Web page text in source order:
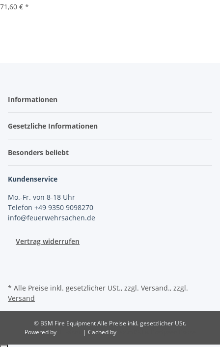
71,60 € *
Informationen
Gesetzliche Informationen
Besonders beliebt
Kundenservice
Mo.-Fr. von 8-18 Uhr
Telefon +49 9350 9098270
info@feuerwehrsachen.de
Vertrag widerrufen
* Alle Preise inkl. gesetzlicher USt., zzgl. Versand., zzgl.
Versand
© BSM Fire EquipmentAlle Preise inkl. gesetzlicher USt.
Powered by
| Cached by